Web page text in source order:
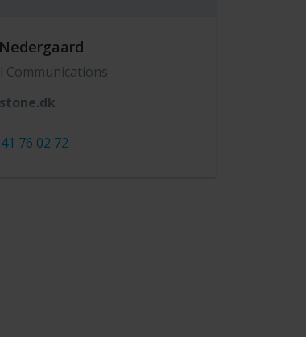
Communications
76 02 72